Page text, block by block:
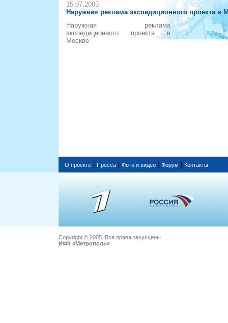
15.07.2005
Наружная реклама экспедиционного проекта в
Наружная реклама
экспедиционного проекта в
Москве
О проекте Пресса Фото и видео Форум Контакты
Copyright © 2005. Все права защищены
ИФК «Метрополь»